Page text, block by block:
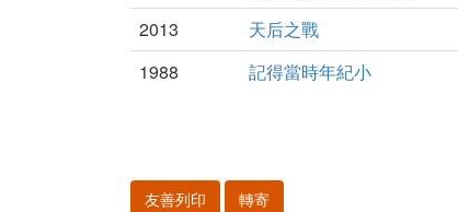
2013
天后之戰
1988
記得當時年紀小
友善列印 轉寄